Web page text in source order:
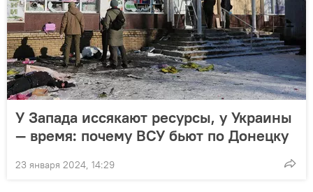
У Запада иссякают ресурсы, у Украины
— время: почему ВСУ бьют по Донецку
23 января 2024, 14:29